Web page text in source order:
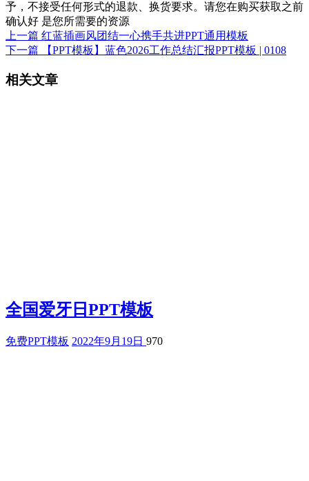
予，不接受任何形式的退款、换货要求。请您在购买获取之前
确认好 是您所需要的资源
上一篇 红蓝插画风团结一心携手共进PPT通用模板
下一篇
【PPT模板】蓝色2026工作总结汇报PPT模板 | 0108
相关文章
全国爱牙日PPT模板
免费PPT模板 2022年9月19日 970